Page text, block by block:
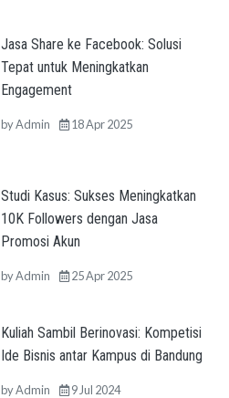
Jasa Share ke Facebook: Solusi
Tepat untuk Meningkatkan
Engagement
byAdmin 18 Apr 2025
Studi Kasus: Sukses Meningkatkan
10K Followers dengan Jasa
Promosi Akun
byAdmin 25 Apr 2025
Kuliah Sambil Berinovasi: Kompetisi
Ide Bisnis antar Kampus di Bandung
byAdmin 9 Jul 2024